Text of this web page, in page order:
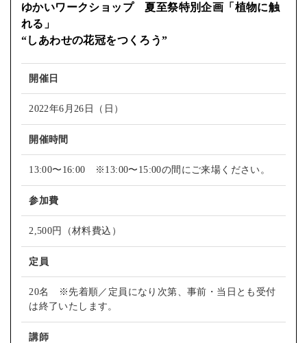
ゆかいワークショップ 夏至祭特別企画「植物に触
れる」
“しあわせの花冠をつくろう”
開催日
2022年6月26日（日）
開催時間
13:00〜16:00 ※13:00〜15:00の間にご来場ください。
参加費
2,500円（材料費込）
定員
20名 ※先着順／定員になり次第、事前・当日とも受付
は終了いたします。
講師